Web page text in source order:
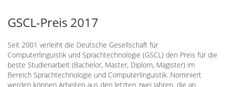
GSCL-Preis 2017
Seit 2001 verleiht die Deutsche Gesellschaft für
Computerlinguistik und Sprachtechnologie (GSCL) den Preis für die
beste Studienarbeit (Bachelor, Master, Diplom, Magister) im
Bereich Sprachtechnologie und Computerlinguistik. Nominiert
werden können Arbeiten aus den letzten zwei Jahren, die an